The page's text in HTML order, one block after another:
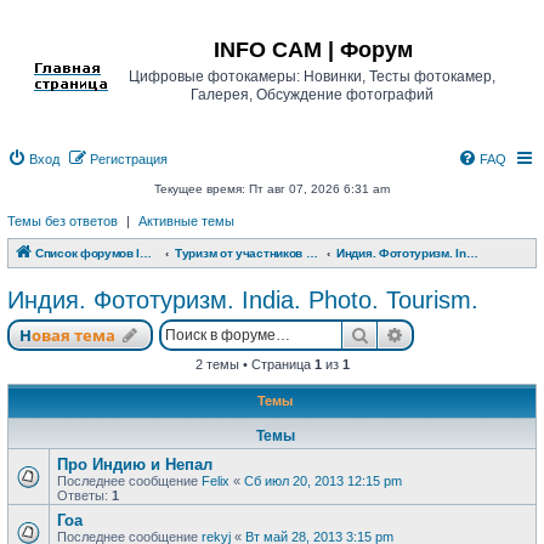
INFO CAM | Форум
Цифровые фотокамеры: Новинки, Тесты фотокамер,
Галерея, Обсуждение фотографий
Вход Регистрация FAQ
Текущее время: Пт авг 07, 2026 6:31 am
Темы без ответов | Активные темы
Список форумов INFO CAM | Форум Индия. Фототуризм. India. Photo. Tourism.
Индия. Фототуризм. India. Photo. Tourism.
Новая тема
Новаятема ПоискРасширенный
2 темы • Страница 1 из 1
Темы
Темы
Про Индию и Непал
Последнее сообщение Felix « Сб июл 20, 2013 12:15 pm
Ответы: 1
Гоа
Последнее сообщение rekyj « Вт май 28, 2013 3:15 pm